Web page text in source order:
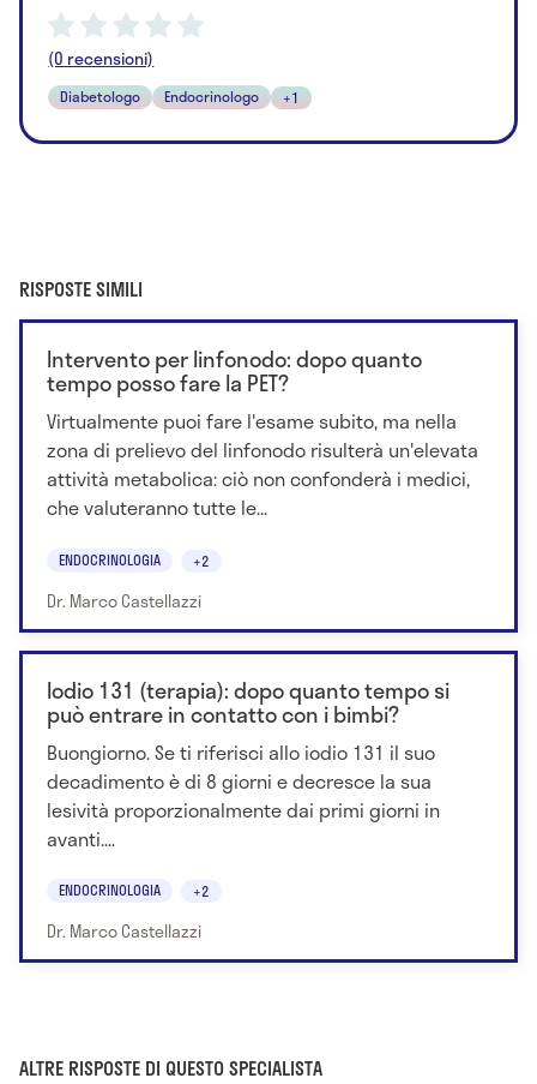
(0 recensioni)
Diabetologo Endocrinologo +1
RISPOSTE SIMILI
Intervento per linfonodo: dopo quanto
tempo posso fare la PET?
Virtualmente puoi fare l'esame subito, ma nella
zona di prelievo del linfonodo risulterà un'elevata
attività metabolica: ciò non confonderà i medici,
che valuteranno tutte le...
ENDOCRINOLOGIA +2
Dr. Marco Castellazzi
Iodio 131 (terapia): dopo quanto tempo si
può entrare in contatto con i bimbi?
Buongiorno. Se ti riferisci allo iodio 131 il suo
decadimento è di 8 giorni e decresce la sua
lesività proporzionalmente dai primi giorni in
avanti....
ENDOCRINOLOGIA +2
Dr. Marco Castellazzi
ALTRE RISPOSTE DI QUESTO SPECIALISTA